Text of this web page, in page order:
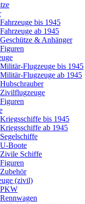
Fahrzeuge bis 1945
Fahrzeuge ab 1945
Geschütze & Anhänger
Figuren
Militär-Flugzeuge bis 1945
Militär-Flugzeuge ab 1945
Hubschrauber
Zivilflugzeuge
Figuren
Kriegsschiffe bis 1945
Kriegsschiffe ab 1945
Segelschiffe
U-Boote
Zivile Schiffe
Figuren
Zubehör
(zivil)
PKW
Rennwagen